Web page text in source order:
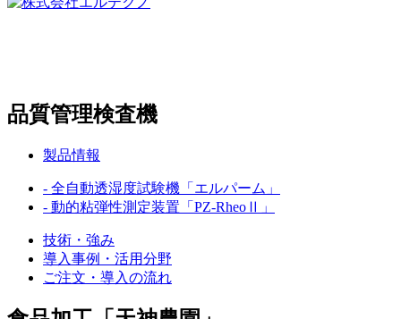
品質管理検査機
製品情報
- 全自動透湿度試験機「エルパーム」
- 動的粘弾性測定装置「PZ-RheoⅡ」
技術・強み
導入事例・活用分野
ご注文・導入の流れ